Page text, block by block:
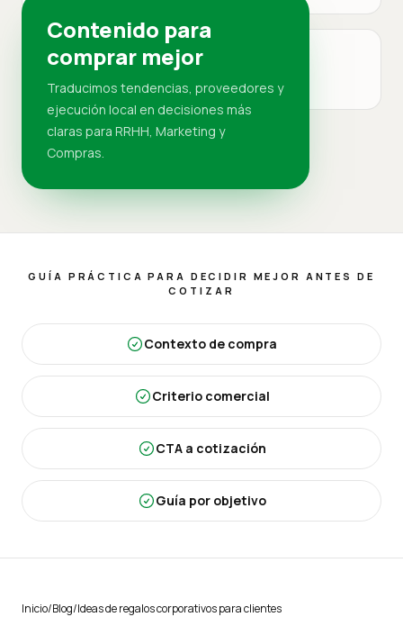
MERCADO
RD
Contenido para
comprar mejor
Traducimos tendencias, proveedores y
ejecución local en decisiones más
claras para RRHH, Marketing y
Compras.
GUÍA PRÁCTICA PARA DECIDIR MEJOR ANTES DE
COTIZAR
Contexto de compra
Criterio comercial
CTA a cotización
Guía por objetivo
Inicio/Blog/Ideas de regalos corporativos para clientes